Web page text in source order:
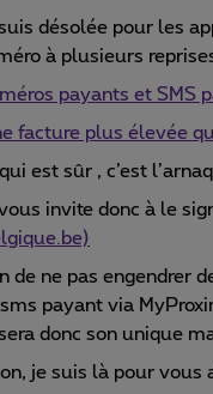
désolée pour les
à plusieurs
payants et SMS
facture plus élevée
est sûr , c’est
invite donc à le
de ne pas engendrer
payant via
donc son unique
je suis là pour vous